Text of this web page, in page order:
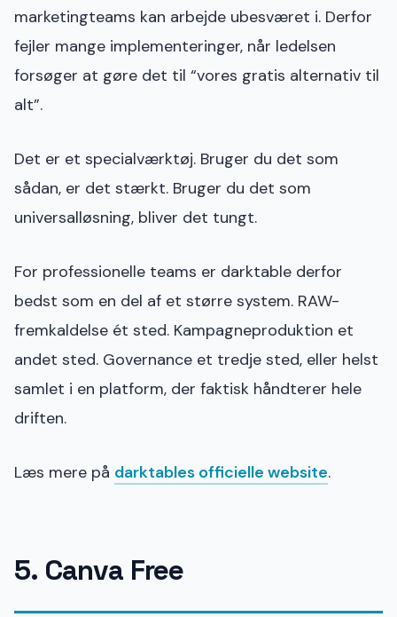
marketingteams kan arbejde ubesværet i. Derfor
fejler mange implementeringer, når ledelsen
forsøger at gøre det til “vores gratis alternativ til
alt”.
Det er et specialværktøj. Bruger du det som
sådan, er det stærkt. Bruger du det som
universalløsning, bliver det tungt.
For professionelle teams er darktable derfor
bedst som en del af et større system. RAW-
fremkaldelse ét sted. Kampagneproduktion et
andet sted. Governance et tredje sted, eller helst
samlet i en platform, der faktisk håndterer hele
driften.
Læs mere på darktables officielle website.
5. Canva Free